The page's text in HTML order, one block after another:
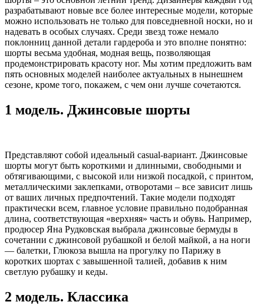
разрабатывают новые все более интересные модели, которые
можно использовать не только для повседневной носки, но и
надевать в особых случаях. Среди звезд тоже немало
поклонниц данной детали гардероба и это вполне понятно:
шорты весьма удобная, модная вещь, позволяющая
продемонстрировать красоту ног. Мы хотим предложить вам
пять основных моделей наиболее актуальных в нынешнем
сезоне, кроме того, покажем, с чем они лучше сочетаются.
1 модель. Джинсовые шорты
Представляют собой идеальный casual-вариант. Джинсовые
шорты могут быть короткими и длинными, свободными и
обтягивающими, с высокой или низкой посадкой, с принтом,
металлическими заклепками, отворотами – все зависит лишь
от ваших личных предпочтений. Такие модели подходят
практически всем, главное условие правильно подобранная
длина, соответствующая «верхняя» часть и обувь. Например,
продюсер Яна Рудковская выбрала джинсовые бермуды в
сочетании с джинсовой рубашкой и белой майкой, а на ноги
— балетки, Глюкоза вышла на прогулку по Парижу в
коротких шортах с завышенной талией, добавив к ним
светлую рубашку и кеды.
2 модель. Классика